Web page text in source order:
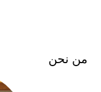
من نحن